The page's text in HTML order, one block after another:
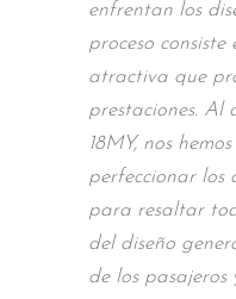
enfrentan los
proceso
atractiva que
prestaciones. Al
18MY, nos
perfeccionar los
para resaltar
del diseño
de los